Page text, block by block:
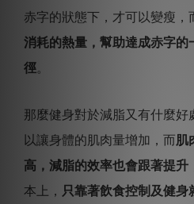
赤字的狀態下，才可以變瘦，
消耗的熱量，幫助達成赤字的
徑。
那麼健身對於減脂又有什麼好
以讓身體的肌肉量增加，而肌
高，減脂的效率也會跟著提升
本上， 只靠著飲食控制及健身